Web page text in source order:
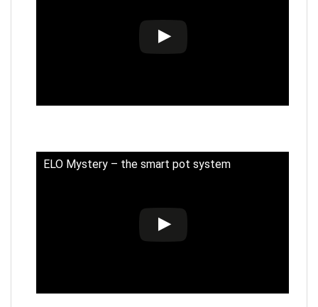
ELO Mystery – the smart pot system